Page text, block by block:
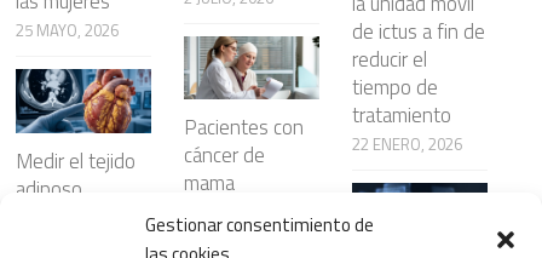
Gestionar consentimiento de
25 MAYO, 2026
Medir el tejido
adiposo
cardíaco mejora
la predicción del
Pacientes con
cáncer de
mama
participan en
ensayos clínicos
de ictus a fin de
reducir el
tiempo de
tratamiento
22 ENERO, 2026